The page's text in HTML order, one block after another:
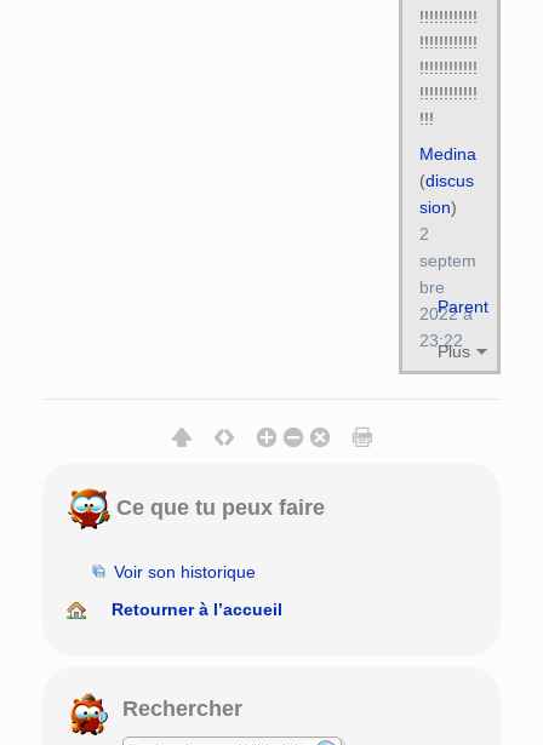
!!!!!!!!!!!!
!!!!!!!!!!!!
!!!!!!!!!!!!
!!!!!!!!!!!!
!!!
Parent
Plus
Medina
(discus
sion)
2
septem
bre
2022 à
23:22
Ce que tu peux faire
Voir son historique
Retourner à l’accueil
Rechercher